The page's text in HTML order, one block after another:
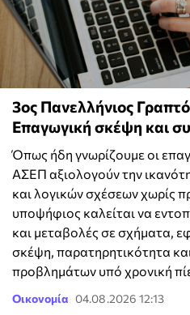
3ος Πανελλήνιος
Επαγωγική σκέψη και
Όπως ήδη γνωρίζουμε οι
ΑΣΕΠ αξιολογούν την
και λογικών σχέσεων χωρίς
υποψήφιος καλείται να
και μεταβολές σε σχήματα,
σκέψη, παρατηρητικότητα
προβλημάτων υπό χρονική
Οικονομία 04.08.2026 12:13